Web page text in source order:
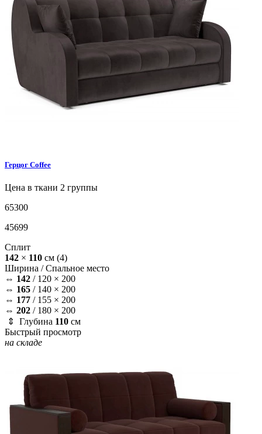
Герцог Coffee
Цена в ткани 2 группы
65300
45699
Сплит
142 × 110 см (4)
Ширина /Спальное место
⇔ 142 / 120 × 200
⇔ 165 / 140 × 200
⇔ 177 / 155 × 200
⇔ 202 / 180 × 200
⇕ Глубина 110 см
Быстрый просмотр
на складе